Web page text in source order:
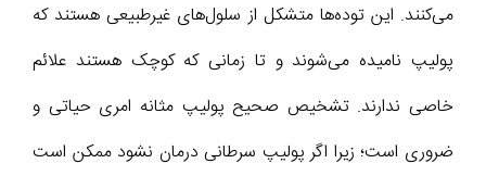
می‌کنند. این توده‌ها متشکل از سلول‌های غیرطبیعی هستند که
پولیپ نامیده می‌شوند و تا زمانی که کوچک هستند علائم
خاصی ندارند. تشخیص صحیح پولیپ مثانه امری حیاتی و
ضروری است؛ زیرا اگر پولیپ سرطانی درمان نشود ممکن است